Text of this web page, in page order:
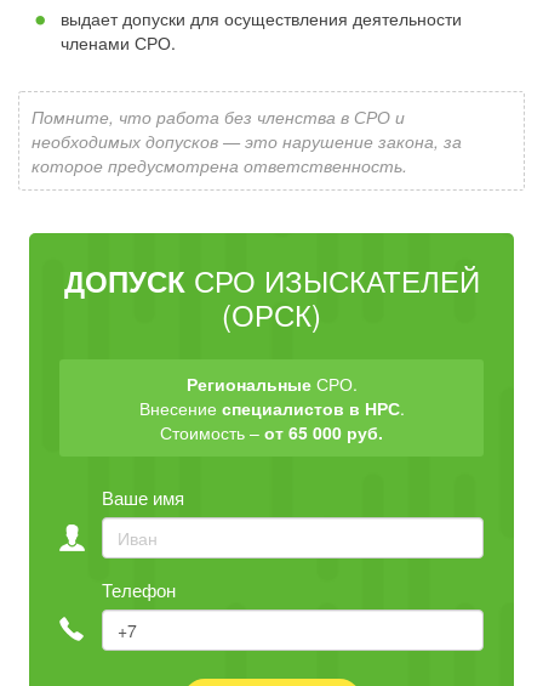
выдает допуски для осуществления деятельности
членами СРО.
Помните, что работа без членства в СРО и
необходимых допусков — это нарушение закона, за
которое предусмотрена ответственность.
ДОПУСКСРО ИЗЫСКАТЕЛЕЙ
(ОРСК)
РегиональныеСРО.
Внесение специалистов в НРС.
Стоимость – от 65 000 руб.
Ваше имя
Телефон